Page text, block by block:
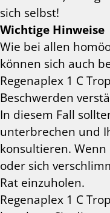
sich selbst!
Wichtige Hinweise
Wie bei allen
können sich auch
Regenaplex 1 C
Beschwerden
In diesem Fall
unterbrechen und
konsultieren.
oder sich
Rat einzuholen.
Regenaplex 1 C